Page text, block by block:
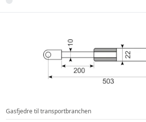
Gasfjedre til transportbranchen